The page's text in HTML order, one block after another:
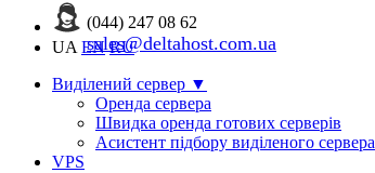
(044) 247 08 62
sales@deltahost.com.ua
UA EN RU
Виділений сервер ▼
Оренда сервера
Швидка оренда готових серверів
Асистент підбору виділеного сервера
VPS